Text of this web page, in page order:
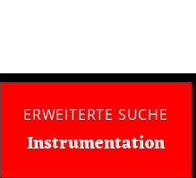
ERWEITERTE SUCHE
Instrumentation